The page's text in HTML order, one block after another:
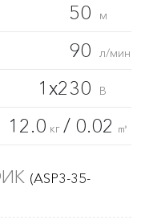
50 м
90 л/мин
1x230 В
12.0 кг / 0.02 ㎥
(ASP3-35-